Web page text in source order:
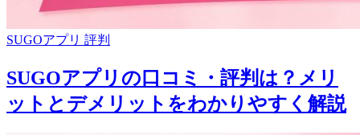
SUGOアプリ 評判
SUGOアプリの口コミ・評判は？メリ
ットとデメリットをわかりやすく解説